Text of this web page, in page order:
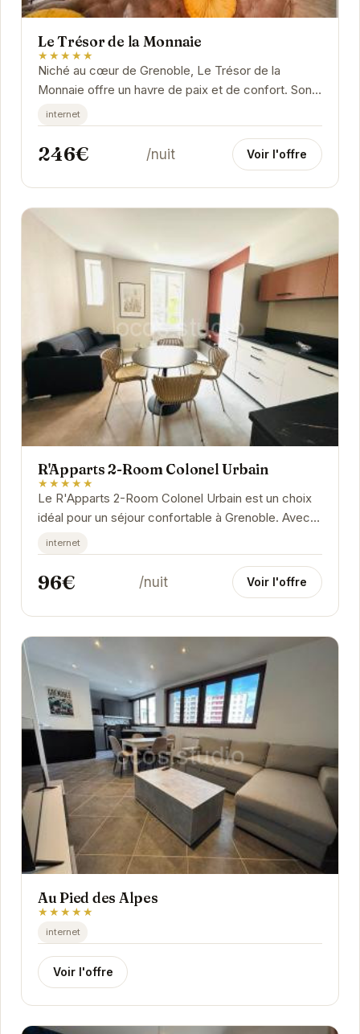
Le Trésor de la Monnaie
★★★★★
Niché au cœur de Grenoble, Le Trésor de la
Monnaie offre un havre de paix et de confort. Son
emplacement privilégié permet un accès facile
aux...
internet
246€ /nuit Voir l'offre
R'Apparts 2-Room Colonel Urbain
★★★★★
Le R'Apparts 2-Room Colonel Urbain est un choix
idéal pour un séjour confortable à Grenoble. Avec
son emplacement central, ses appartements bien...
internet
96€ /nuit Voir l'offre
Au Pied des Alpes
★★★★★
internet
Voir l'offre